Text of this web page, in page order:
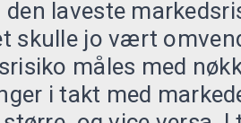
laveste
skulle jo vært
måles med
i takt med